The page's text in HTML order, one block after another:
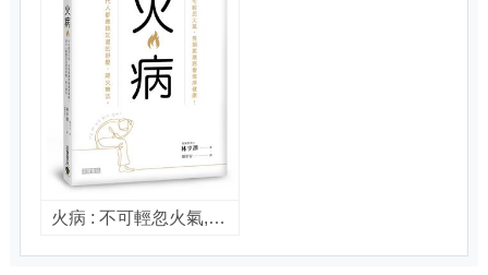
火病 : 不可輕忽火氣,長期累積將會燒掉健康!現代人都應該知道的舒壓、降火療法 / 林亨澤著 ; 顏崇安譯